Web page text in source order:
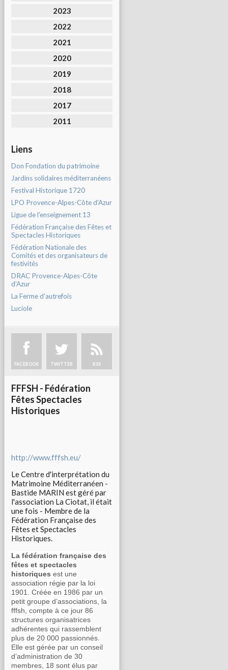
2023
2022
2021
2020
2019
2018
2017
2011
Liens
Don Fondation du patrimoine
Jardins solidaires méditerranéens
Festival Historique 1720
LPO Provence-Alpes-Côte d'Azur
Ligue de l'enseignement 13
Fédération Française des Fêtes et
Spectacles Historiques
Fédération Nationale des
Comités et des organisateurs de
festivités
DRAC Provence-Alpes-Côte
d'Azur
La Ferme d'autrefois
Luciole
FACEBOOK TWITTER RSS
FFFSH - Fédération
Fêtes Spectacles
Historiques
http://www.fffsh.eu/
Le Centre d'interprétation du
Matrimoine Méditerranéen -
Bastide MARIN est géré par
l'association La Ciotat, il était
une fois - Membre de la
Fédération Française des
Fêtes et Spectacles
Historiques.
La fédération française des
fêtes et spectacles
historiques est une
association régie par la loi
1901. Créée en 1986 par un
petit groupe d’associations, la
fffsh, compte à ce jour 86
structures organisatrices
adhérentes qui rassemblent
plus de 20 000 passionnés.
Elle est gérée par un conseil
d’administration de 30
membres, 18 sont élus par